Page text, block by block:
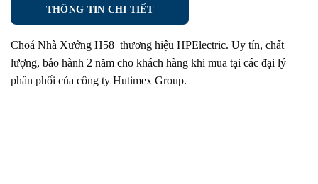
THÔNG TIN CHI TIẾT
Choá Nhà Xưởng H58 thương hiệu HPElectric. Uy tín, chất
lượng, bảo hành 2 năm cho khách hàng khi mua tại các đại lý
phân phối của công ty Hutimex Group.